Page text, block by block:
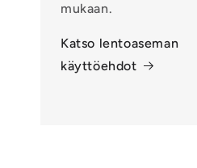
mukaan.
Katso lentoaseman
käyttöehdot